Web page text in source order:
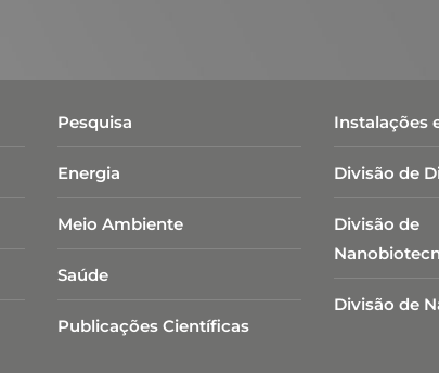
Pesquisa
Energia
Meio Ambiente
Saúde
Publicações Científicas
Instalações
Divisão de
Divisão de
Divisão de